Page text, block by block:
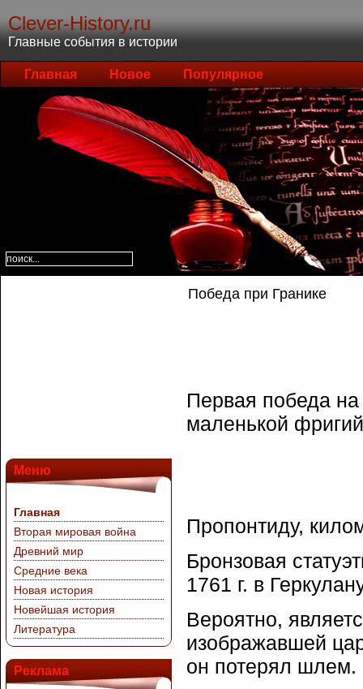
Clever-History.ru
Главные события в истории
Главная Новое Популярное
Меню
Главная
Вторая мировая война
Древний мир
Средние века
Новая история
Новейшая история
Литература
Реклама
Победа при Гранике
Первая победа
маленькой
Пропонтиду,
Бронзовая
1761 г. в
Вероятно,
изображавшей
он потерял шлем.